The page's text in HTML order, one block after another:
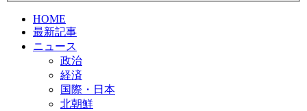
HOME
最新記事
ニュース
政治
経済
国際・日本
北朝鮮